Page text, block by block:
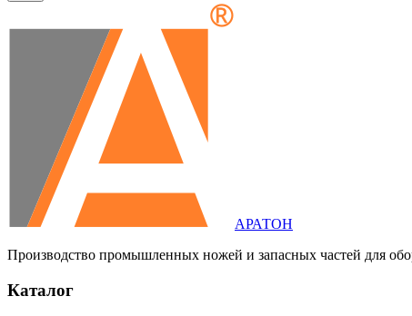
АРАТОН
Производство промышленных ножей и запасных частей для
Каталог